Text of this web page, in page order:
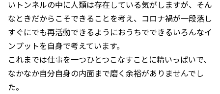
いトンネルの中に人類は存在している気がしますが、そん
なときだからこそできることを考え、コロナ禍が一段落し
すぐにでも再活動できるようにおうちでできるいろんなイ
ンプットを自身で考えています。
これまでは仕事を一つひとつこなすことに精いっぱいで、
なかなか自分自身の内面まで磨く余裕がありませんでし
た。